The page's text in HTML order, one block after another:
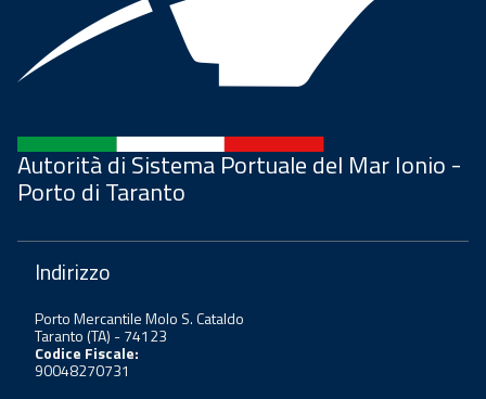
Autorità di Sistema Portuale del Mar Ionio -
Porto di Taranto
Indirizzo
Porto Mercantile Molo S. Cataldo
Taranto (TA) - 74123
Codice Fiscale:
90048270731